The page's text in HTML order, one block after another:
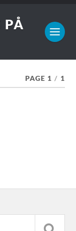
PÅ
PAGE 1 / 1